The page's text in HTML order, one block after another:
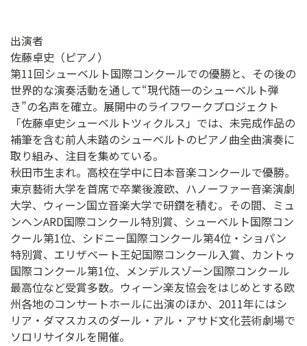
出演者
佐藤卓史（ピアノ）
第11回シューベルト国際コンクールでの優勝と、その後の
世界的な演奏活動を通して“現代随一のシューベルト弾
き”の名声を確立。展開中のライフワークプロジェクト
「佐藤卓史シューベルトツィクルス」では、未完成作品の
補筆を含む前人未踏のシューベルトのピアノ曲全曲演奏に
取り組み、注目を集めている。
秋田市生まれ。高校在学中に日本音楽コンクールで優勝。
東京藝術大学を首席で卒業後渡欧、ハノーファー音楽演劇
大学、ウィーン国立音楽大学で研鑽を積む。その間、ミュ
ンヘンARD国際コンクール特別賞、シューベルト国際コン
クール第1位、シドニー国際コンクール第4位・ショパン
特別賞、エリザベート王妃国際コンクール入賞、カントゥ
国際コンクール第1位、メンデルスゾーン国際コンクール
最高位など受賞多数。ウィーン楽友協会をはじめとする欧
州各地のコンサートホールに出演のほか、2011年にはシ
リア・ダマスカスのダール・アル・アサド文化芸術劇場で
ソロリサイタルを開催。